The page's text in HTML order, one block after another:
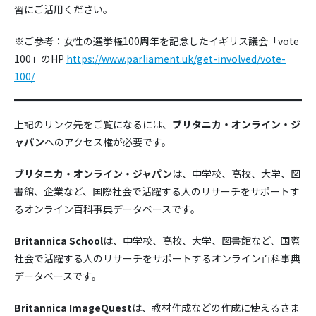
習にご活用ください。
※ご参考：女性の選挙権100周年を記念したイギリス議会「vote
100」のHP https://www.parliament.uk/get-involved/vote-
100/
上記のリンク先をご覧になるには、 ブリタニカ・オンライン・ジ
ャパンへのアクセス権が必要です。
ブリタニカ・オンライン・ジャパンは、中学校、高校、大学、図
書館、企業など、国際社会で活躍する人のリサーチをサポートす
るオンライン百科事典データベースです。
Britannica Schoolは、中学校、高校、大学、図書館など、国際
社会で活躍する人のリサーチをサポートするオンライン百科事典
データベースです。
Britannica ImageQuestは、教材作成などの作成に使えるさま